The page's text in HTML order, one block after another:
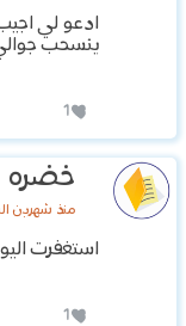
ينسحب
1
خضره
منذ شهرين
استغفرت
1